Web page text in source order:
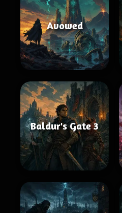
Avowed
Baldur's Gate 3